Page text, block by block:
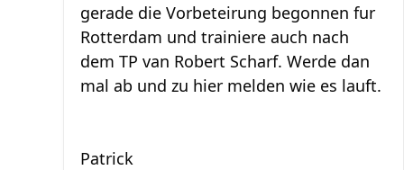
gerade die Vorbeteirung begonnen fur
Rotterdam und trainiere auch nach
dem TP van Robert Scharf. Werde dan
mal ab und zu hier melden wie es lauft.
Patrick